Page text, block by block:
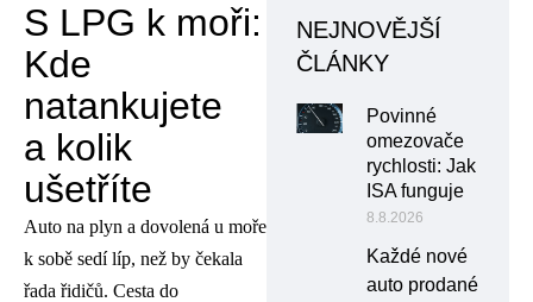
S LPG k moři:
Kde
natankujete
a kolik
ušetříte
Auto na plyn a dovolená u moře
k sobě sedí líp, než by čekala
řada řidičů. Cesta do
NEJNOVĚJŠÍ
ČLÁNKY
Povinné
omezovače
rychlosti: Jak
ISA funguje
8.8.2026
Každé nové
auto prodané